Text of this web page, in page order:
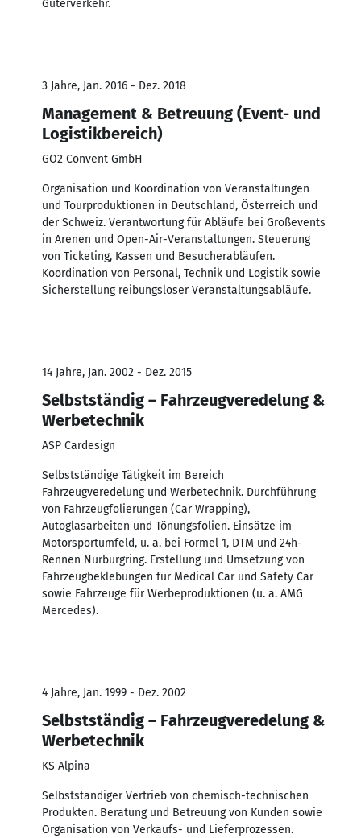
Güterverkehr.
3 Jahre, Jan. 2016 - Dez. 2018
Management & Betreuung (Event- und
Logistikbereich)
GO2 Convent GmbH
Organisation und Koordination von Veranstaltungen
und Tourproduktionen in Deutschland, Österreich und
der Schweiz. Verantwortung für Abläufe bei Großevents
in Arenen und Open-Air-Veranstaltungen. Steuerung
von Ticketing, Kassen und Besucherabläufen.
Koordination von Personal, Technik und Logistik sowie
Sicherstellung reibungsloser Veranstaltungsabläufe.
14 Jahre, Jan. 2002 - Dez. 2015
Selbstständig – Fahrzeugveredelung &
Werbetechnik
ASP Cardesign
Selbstständige Tätigkeit im Bereich
Fahrzeugveredelung und Werbetechnik. Durchführung
von Fahrzeugfolierungen (Car Wrapping),
Autoglasarbeiten und Tönungsfolien. Einsätze im
Motorsportumfeld, u. a. bei Formel 1, DTM und 24h-
Rennen Nürburgring. Erstellung und Umsetzung von
Fahrzeugbeklebungen für Medical Car und Safety Car
sowie Fahrzeuge für Werbeproduktionen (u. a. AMG
Mercedes).
4 Jahre, Jan. 1999 - Dez. 2002
Selbstständig – Fahrzeugveredelung &
Werbetechnik
KS Alpina
Selbstständiger Vertrieb von chemisch-technischen
Produkten. Beratung und Betreuung von Kunden sowie
Organisation von Verkaufs- und Lieferprozessen.